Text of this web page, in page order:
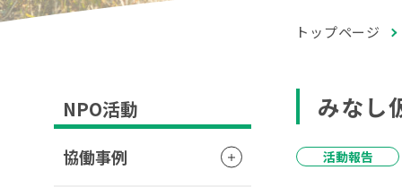
トップページ
みなし
活動報告
NPO活動
協働事例